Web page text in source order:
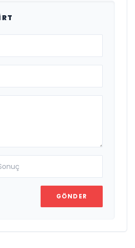
GÖNDER